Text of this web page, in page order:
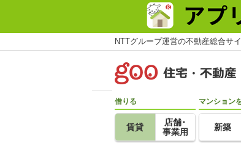
NTTグループ運営の不動産総合サ
借りる
賃貸
店舗･
事業用
マンション
新築